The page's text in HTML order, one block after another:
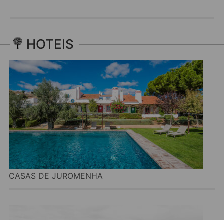
HOTEIS
CASAS DE JUROMENHA